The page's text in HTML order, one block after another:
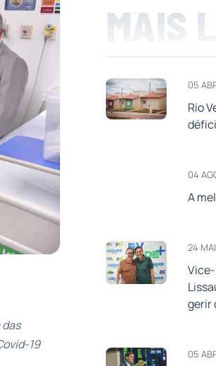
19
MAIS
05
Rio
04
A
24
gerir
05